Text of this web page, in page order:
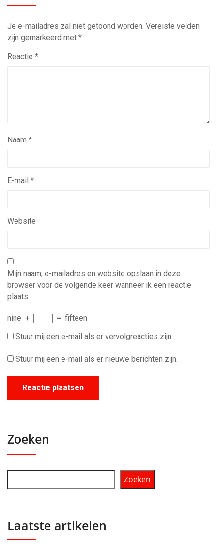
Je e-mailadres zal niet getoond worden. Vereiste velden
zijn gemarkeerd met *
Reactie *
Naam *
E-mail *
Website
Mijn naam, e-mailadres en website opslaan in deze
browser voor de volgende keer wanneer ik een reactie
plaats.
nine + = fifteen
Stuur mij een e-mail als er vervolgreacties zijn.
Stuur mij een e-mail als er nieuwe berichten zijn.
Zoeken
Zoeken
Laatste artikelen